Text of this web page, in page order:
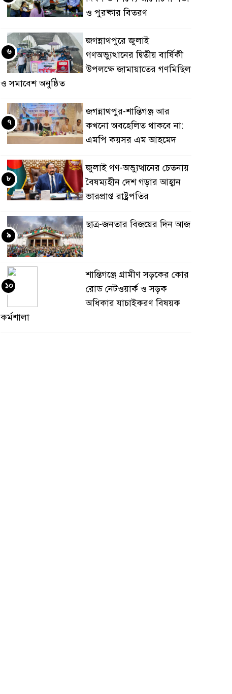
ও পুরষ্কার বিতরণ
জগন্নাথপুরে জুলাই
গণঅভ্যুত্থানের দ্বিতীয় বার্ষিকী
উপলক্ষে জামায়াতের গণমিছিল
ও সমাবেশ অনুষ্ঠিত
৬
জগন্নাথপুর-শান্তিগঞ্জ আর
কখনো অবহেলিত থাকবে না:
এমপি কয়সর এম আহমেদ
৭
জুলাই গণ-অভ্যুত্থানের চেতনায়
বৈষম্যহীন দেশ গড়ার আহ্বান
ভারপ্রাপ্ত রাষ্ট্রপতির
৮
ছাত্র-জনতার বিজয়ের দিন আজ
৯
শান্তিগঞ্জে গ্রামীণ সড়কের কোর
রোড নেটওয়ার্ক ও সড়ক
অধিকার যাচাইকরণ বিষয়ক
কর্মশালা
১০